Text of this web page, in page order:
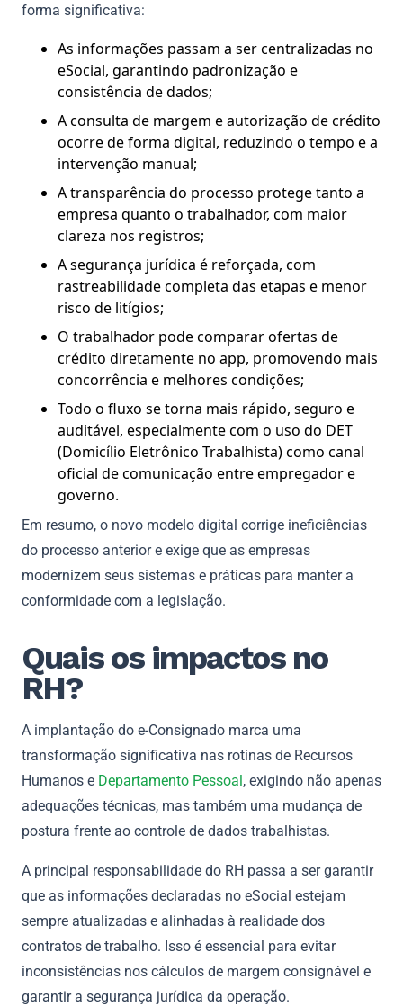
forma significativa:
As informações passam a ser centralizadas no
eSocial, garantindo padronização e
consistência de dados;
A consulta de margem e autorização de crédito
ocorre de forma digital, reduzindo o tempo e a
intervenção manual;
A transparência do processo protege tanto a
empresa quanto o trabalhador, com maior
clareza nos registros;
A segurança jurídica é reforçada, com
rastreabilidade completa das etapas e menor
risco de litígios;
O trabalhador pode comparar ofertas de
crédito diretamente no app, promovendo mais
concorrência e melhores condições;
Todo o fluxo se torna mais rápido, seguro e
auditável, especialmente com o uso do DET
(Domicílio Eletrônico Trabalhista) como canal
oficial de comunicação entre empregador e
governo.
Em resumo, o novo modelo digital corrige ineficiências
do processo anterior e exige que as empresas
modernizem seus sistemas e práticas para manter a
conformidade com a legislação.
Quais os impactos no
RH?
A implantação do e-Consignado marca uma
transformação significativa nas rotinas de Recursos
Humanos e Departamento Pessoal, exigindo não apenas
adequações técnicas, mas também uma mudança de
postura frente ao controle de dados trabalhistas.
A principal responsabilidade do RH passa a ser garantir
que as informações declaradas no eSocial estejam
sempre atualizadas e alinhadas à realidade dos
contratos de trabalho. Isso é essencial para evitar
inconsistências nos cálculos de margem consignável e
garantir a segurança jurídica da operação.